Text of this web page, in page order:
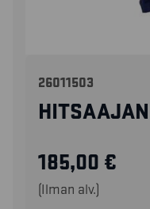
26011503
185,00 €
(Ilman alv.)